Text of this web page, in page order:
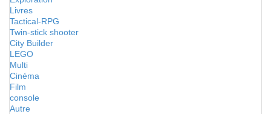
Livres
Tactical-RPG
Twin-stick shooter
City Builder
LEGO
Multi
Cinéma
Film
console
Autre